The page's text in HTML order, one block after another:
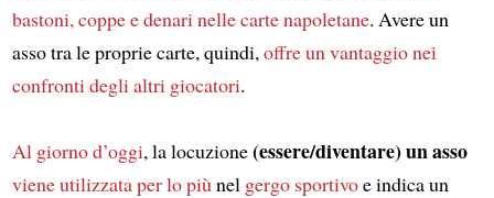
bastoni, coppe e denari nelle carte napoletane. Avere un
asso tra le proprie carte, quindi, offre un vantaggio nei
confronti degli altri giocatori.
Al giorno d’oggi, la locuzione(essere/diventare) un asso
viene utilizzata per lo più nel gergo sportivoe indica un